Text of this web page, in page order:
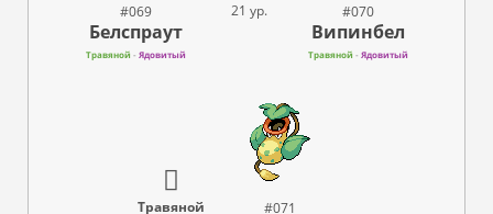
#069
Белспраут
Травяной- Ядовитый
21 ур. #070
Випинбел
Травяной- Ядовитый
Травяной
#071